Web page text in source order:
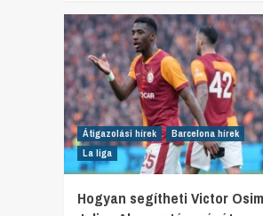
Átigazolási hírek
Barcelona hírek
La liga
Hogyan segítheti Victor